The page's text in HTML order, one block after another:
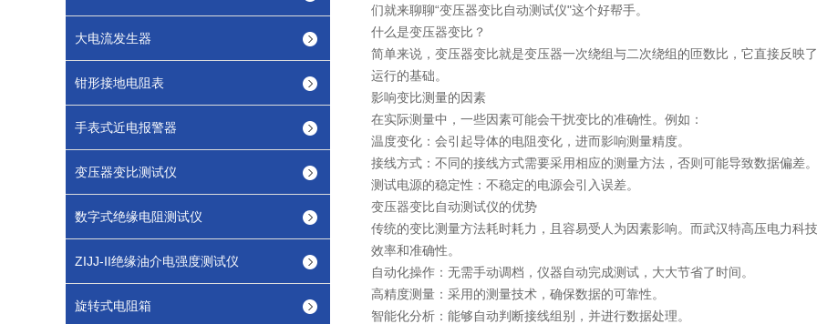
大电流发生器
钳形接地电阻表
手表式近电报警器
变压器变比测试仪
数字式绝缘电阻测试仪
ZIJJ-II绝缘油介电强度测试仪
旋转式电阻箱
们就来聊聊“变压器变比自动测试仪"这个好帮手。
什么是变压器变比？
简单来说，变压器变比就是变压器一次绕组与二次绕组的匝数比，它直接反映
运行的基础。
影响变比测量的因素
在实际测量中，一些因素可能会干扰变比的准确性。例如：
温度变化：会引起导体的电阻变化，进而影响测量精度。
接线方式：不同的接线方式需要采用相应的测量方法，否则可能导致数据偏差。
测试电源的稳定性：不稳定的电源会引入误差。
变压器变比自动测试仪的优势
传统的变比测量方法耗时耗力，且容易受人为因素影响。而武汉特高压电力科
效率和准确性。
自动化操作：无需手动调档，仪器自动完成测试，大大节省了时间。
高精度测量：采用的测量技术，确保数据的可靠性。
智能化分析：能够自动判断接线组别，并进行数据处理。